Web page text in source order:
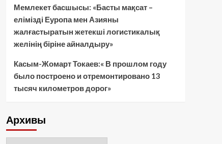
Мемлекет басшысы: «Басты мақсат –
елімізді Еуропа мен Азияны
жалғастыратын жетекші логистикалық
желінің біріне айналдыру»
Касым-Жомарт Токаев:« В прошлом году
было построено и отремонтировано 13
тысяч километров дорог»
Архивы